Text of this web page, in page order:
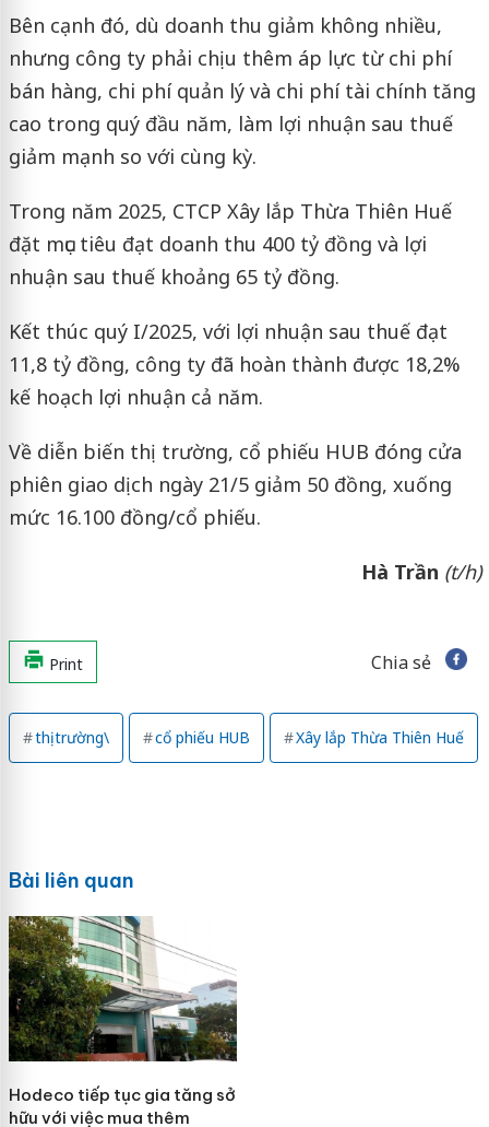
Bên cạnh đó, dù doanh thu giảm không nhiều,
nhưng công ty phải chịu thêm áp lực từ chi phí
bán hàng, chi phí quản lý và chi phí tài chính tăng
cao trong quý đầu năm, làm lợi nhuận sau thuế
giảm mạnh so với cùng kỳ.
Trong năm 2025, CTCP Xây lắp Thừa Thiên Huế
đặt mục tiêu đạt doanh thu 400 tỷ đồng và lợi
nhuận sau thuế khoảng 65 tỷ đồng.
Kết thúc quý I/2025, với lợi nhuận sau thuế đạt
11,8 tỷ đồng, công ty đã hoàn thành được 18,2%
kế hoạch lợi nhuận cả năm.
Về diễn biến thị trường, cổ phiếu HUB đóng cửa
phiên giao dịch ngày 21/5 giảm 50 đồng, xuống
mức 16.100 đồng/cổ phiếu.
Hà Trần (t/h)
Print Chia sẻ
thị trường\ cổ phiếu HUB Xây lắp Thừa Thiên Huế
Bài liên quan
Hodeco tiếp tục gia tăng sở
hữu với việc mua thêm